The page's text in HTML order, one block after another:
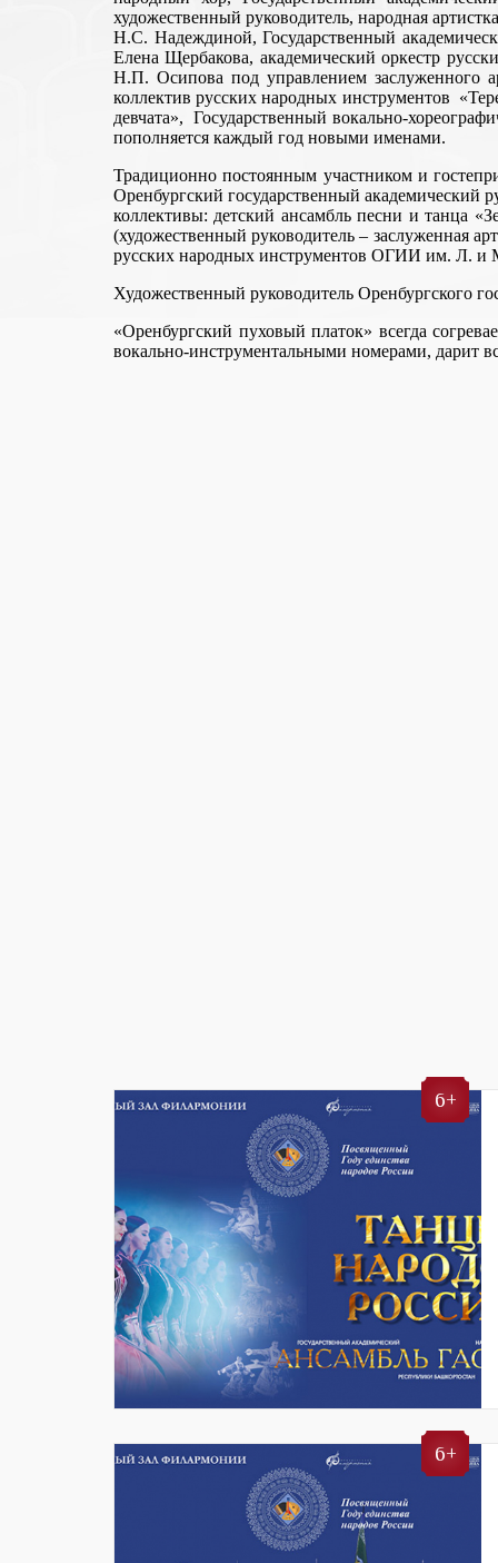
художественный руководитель, народная
Н.С. Надеждиной, Государственный
Елена Щербакова, академический оркестр
Н.П. Осипова под управлением заслуженного
коллектив русских народных инструментов
девчата», Государственный вокально-
пополняется каждый год новыми именами.
Традиционно постоянным участником и
Оренбургский государственный академический
коллективы: детский ансамбль песни и танца
(художественный руководитель – заслуженная
русских народных инструментов ОГИИ им. Л. и
Художественный руководитель Оренбургского
«Оренбургский пуховый платок» всегда
вокально-инструментальными номерами, дарит
6+
6+